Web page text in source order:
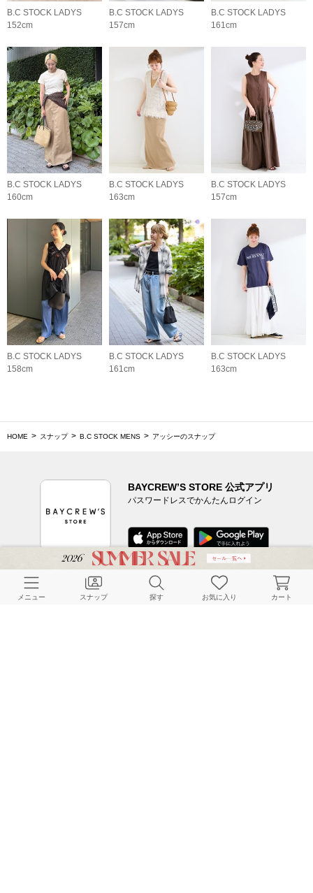
B.C STOCK LADYS
152cm
B.C STOCK LADYS
157cm
B.C STOCK LADYS
161cm
B.C STOCK LADYS
160cm
B.C STOCK LADYS
163cm
B.C STOCK LADYS
157cm
B.C STOCK LADYS
158cm
B.C STOCK LADYS
161cm
B.C STOCK LADYS
163cm
HOME スナップ B.C STOCK MENS アッシーのスナップ
BAYCREW’S STORE 公式アプリ
パスワードレスでかんたんログイン
CUSTOMER SERVICE
メニュー スナップ 探す お気に入り カート